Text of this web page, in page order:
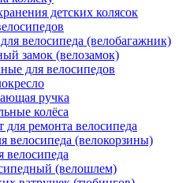
детских колясок
велосипеда (велобагажник)
замок (велозамок)
для велосипедов
ручка
колёса
для ремонта велосипеда
велосипеда (велокорзины)
велосипеда
(велошлем)